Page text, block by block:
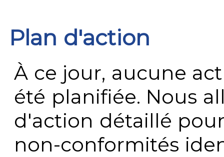
Plan d'action
À ce jour, aucune
été planifiée. Nous
d'action détaillé
non-conformités